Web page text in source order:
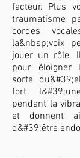
facteur. Plus
traumatisme
cordes
la&nbsp;voix
jouer un rôle.
pour éloigner
sorte
fort
pendant la
et donnent
d&#39;être